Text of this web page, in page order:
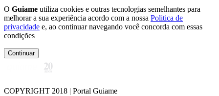
O Guiame utiliza cookies e outras tecnologias semelhantes para
melhorar a sua experiência acordo com a nossa Politica de
privacidade e, ao continuar navegando você concorda com essas
condições
Continuar
COPYRIGHT 2018 | Portal Guiame